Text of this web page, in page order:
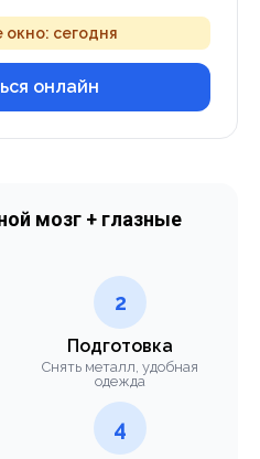
сегодня
онлайн
мозг + глазные
2
Подготовка
Снять металл, удобная
одежда
4